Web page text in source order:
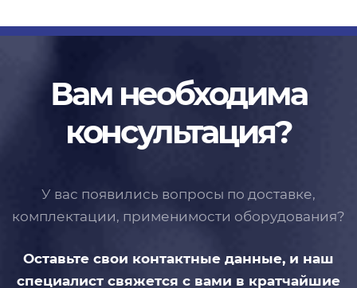
Вам необходима
консультация?
У вас появились вопросы по доставке,
комплектации, применимости оборудования?
Оставьте свои контактные данные, и наш
специалист свяжется с вами в кратчайшие